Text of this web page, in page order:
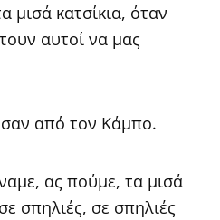
μισά κατσίκια, όταν
αυτοί να μας
από τον Κάμπο.
ας πούμε, τα μισά
σπηλιές, σε σπηλιές